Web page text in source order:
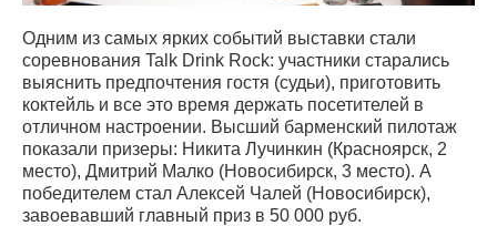
Одним из самых ярких событий выставки стали
соревнования Talk Drink Rock: участники старались
выяснить предпочтения гостя (судьи), приготовить
коктейль и все это время держать посетителей в
отличном настроении. Высший барменский пилотаж
показали призеры: Никита Лучинкин (Красноярск, 2
место), Дмитрий Малко (Новосибирск, 3 место). А
победителем стал Алексей Чалей (Новосибирск),
завоевавший главный приз в 50 000 руб.